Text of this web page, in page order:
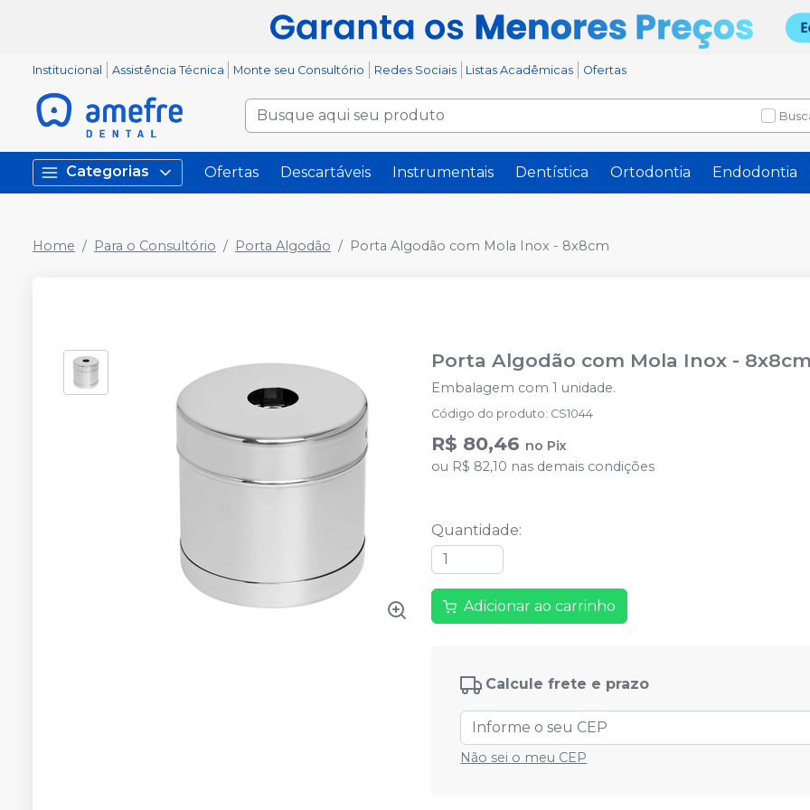
Institucional Assistência Técnica Monte seu Consultório Redes Sociais Listas Acadêmicas Ofertas
Categorias Ofertas Descartáveis Instrumentais Dentística Ortodontia Endodontia
Home Para o Consultório Porta Algodão Porta Algodão com Mola Inox - 8x8cm
Porta Algodão com Mola Inox - 8x8cm
Embalagem com 1 unidade.
Código do produto: CS1044
R$ 80,46 no Pix
ou R$ 82,10 nas demais condições
Quantidade:
Adicionar ao carrinho
Calcule frete e prazo
Não sei o meu CEP